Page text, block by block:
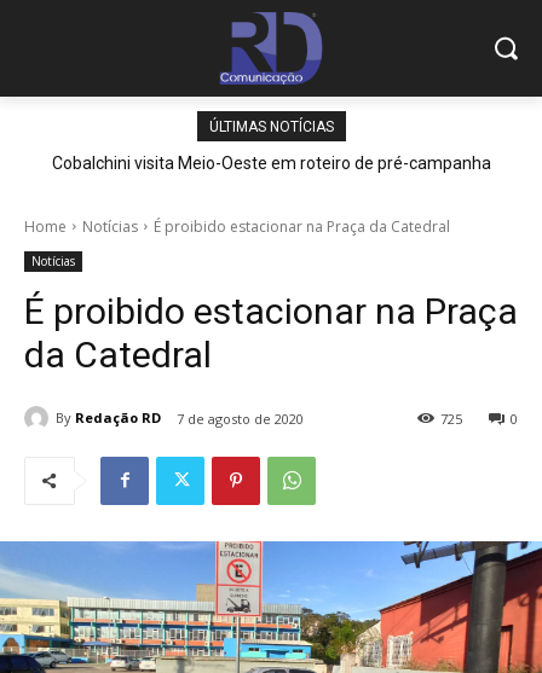
ÚLTIMAS NOTÍCIAS
Cobalchini visita Meio-Oeste em roteiro de pré-campanha
Home Notícias É proibido estacionar na Praça da Catedral
Notícias
É proibido estacionar na Praça
da Catedral
By Redação RD 7 de agosto de 2020 0
725